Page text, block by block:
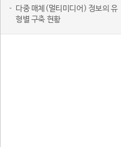
다중 매체(멀티미디어) 정보의 유
형별 구축 현황